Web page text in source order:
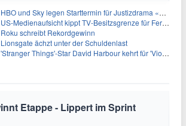
HBO und Sky legen Starttermin für Justizdrama «War» fest
US-Medienaufsicht kippt TV-Besitzsgrenze für Fernsehsender
Roku schreibt Rekordgewinn
Lionsgate ächzt unter der Schuldenlast
'Stranger Things'-Star David Harbour kehrt für 'Violent Night 2' zurück – Kristen Bell stößt zur Besetzung
Etappe - Lippert im Sprint